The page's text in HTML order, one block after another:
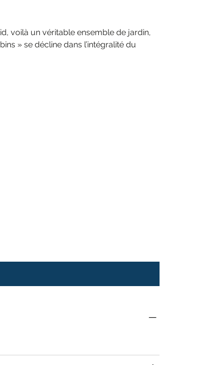
voilà un véritable ensemble de jardin,
» se décline dans l’intégralité du